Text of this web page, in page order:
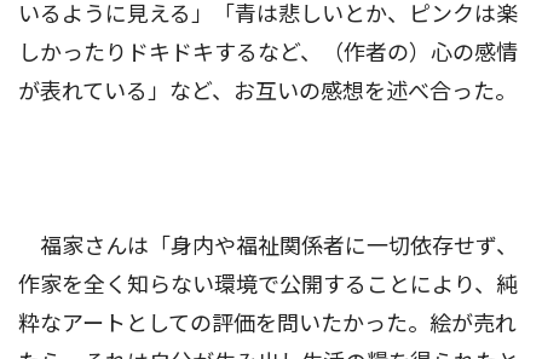
いるように見える」「青は悲しいとか、ピンクは楽
しかったりドキドキするなど、（作者の）心の感情
が表れている」など、お互いの感想を述べ合った。
福家さんは「身内や福祉関係者に一切依存せず、
作家を全く知らない環境で公開することにより、純
粋なアートとしての評価を問いたかった。絵が売れ